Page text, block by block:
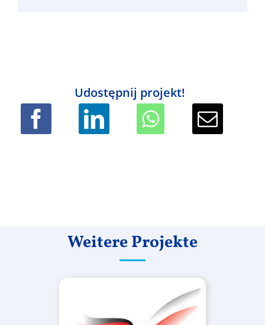
Udostępnij projekt!
Weitere Projekte